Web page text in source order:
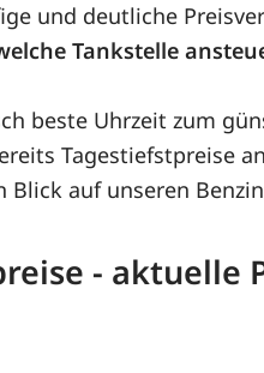
und deutliche
Tankstelle
beste Uhrzeit zum
Tagestiefstpreise
Blick auf unseren
- aktuelle